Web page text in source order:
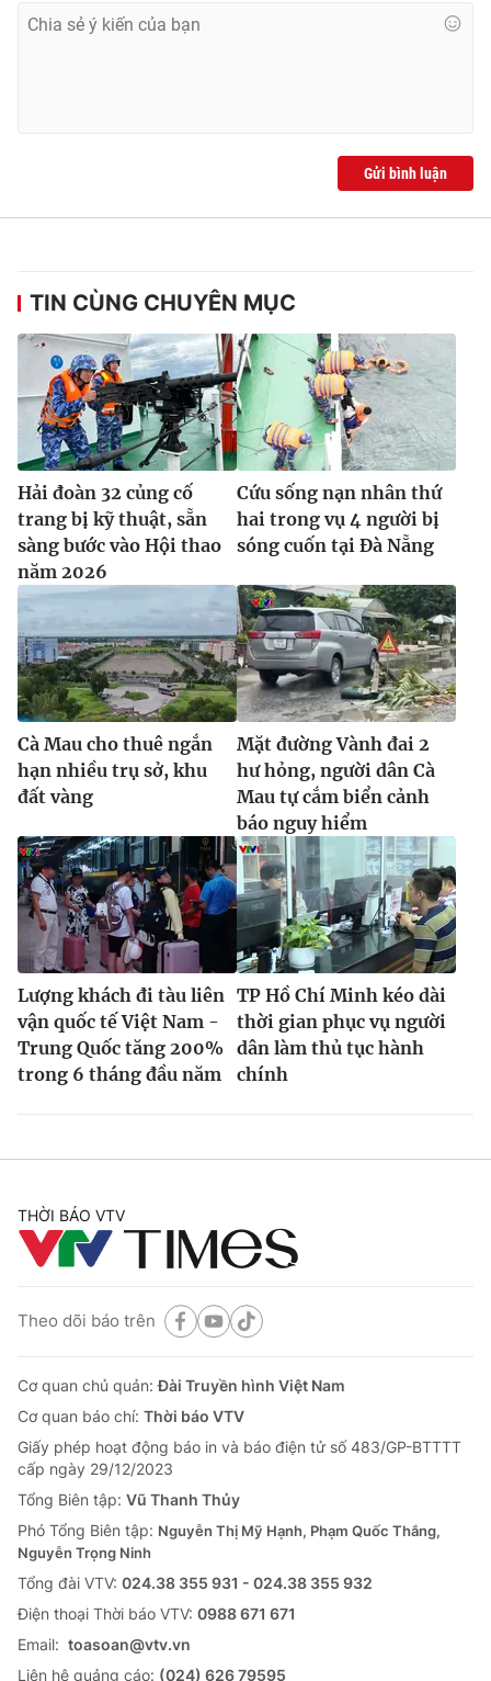
Cơ quan báo chí:Thời báo VTV
024.38 355 931 - 024.38 355 932
Ðiện thoại Thời báo VTV:024.66 897 897
® Cấm sao chép dưới mọi hình thức nếu không có sự chấp
thuận bằng văn bản. Ghi rõ nguồn VTV.vn khi phát hành lại
thông tin từ website này.
Gửi bình luận
TIN CÙNG CHUYÊN MỤC
Hải đoàn 32 củng cố
trang bị kỹ thuật, sẵn
sàng bước vào Hội thao
năm 2026
Cứu sống nạn nhân thứ
hai trong vụ 4 người bị
sóng cuốn tại Đà Nẵng
Cà Mau cho thuê ngắn
hạn nhiều trụ sở, khu
đất vàng
Mặt đường Vành đai 2
hư hỏng, người dân Cà
Mau tự cắm biển cảnh
báo nguy hiểm
Lượng khách đi tàu liên
vận quốc tế Việt Nam -
Trung Quốc tăng 200%
trong 6 tháng đầu năm
TP Hồ Chí Minh kéo dài
thời gian phục vụ người
dân làm thủ tục hành
chính
THỜI BÁO VTV
Theo dõi báo trên
Cơ quan chủ quản:Đài Truyền hình Việt Nam
Cơ quan báo chí: Thời báo VTV
Giấy phép hoạt động báo in và báo điện tử số 483/GP-BTTTT
cấp ngày 29/12/2023
Tổng Biên tập: Vũ Thanh Thủy
Phó Tổng Biên tập: Nguyễn Thị Mỹ Hạnh, Phạm Quốc Thắng,
Nguyễn Trọng Ninh
Tổng đài VTV: 024.38 355 931 - 024.38 355 932
Ðiện thoại Thời báo VTV: 0988 671 671
Email: toasoan@vtv.vn
Liên hệ quảng cáo: (024) 626 79595